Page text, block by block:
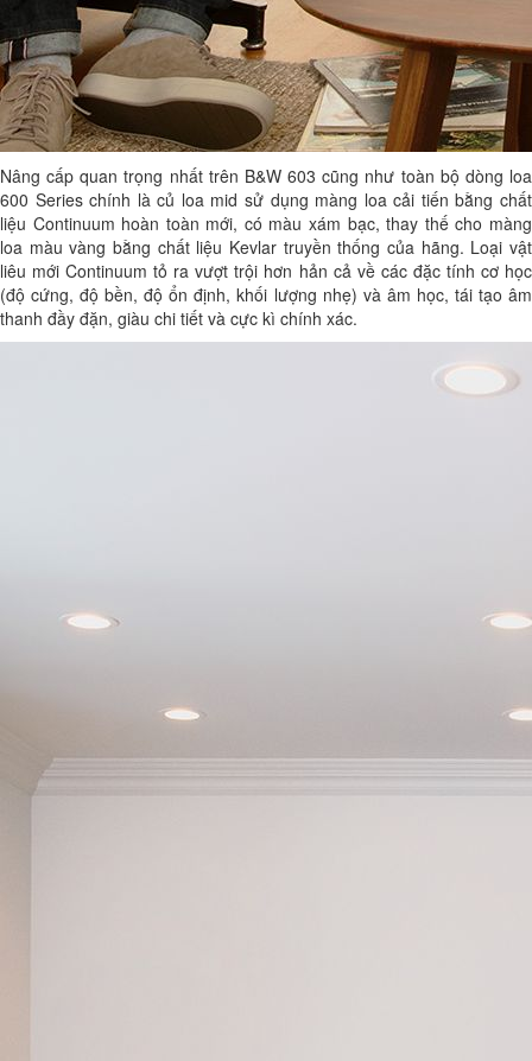
Nâng cấp quan trọng nhất trên B&W 603 cũng như toàn bộ dòng loa
600 Series chính là củ loa mid sử dụng màng loa cải tiến bằng chất
liệu Continuum hoàn toàn mới, có màu xám bạc, thay thế cho màng
loa màu vàng bằng chất liệu Kevlar truyền thống của hãng. Loại vật
liêu mới Continuum tỏ ra vượt trội hơn hản cả về các đặc tính cơ học
(độ cứng, độ bền, độ ổn định, khối lượng nhẹ) và âm học, tái tạo âm
thanh đầy đặn, giàu chi tiết và cực kì chính xác.